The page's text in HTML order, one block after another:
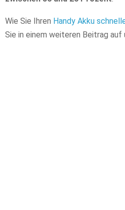
Wie Sie Ihren Handy Akku
Sie in einem weiteren Beitrag auf